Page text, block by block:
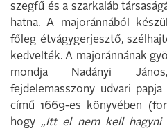
szegfű és a szarkaláb
hatna. A majoránnából
főleg étvágygerjesztő,
kedvelték. A majoránnának
mondja Nadányi
fejdelemasszony udvari
című 1669-es könyvében
hogy „Itt el nem kell hagyni